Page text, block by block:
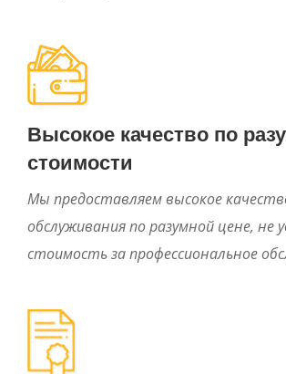
Высокое качество по
стоимости
Мы предоставляем высокое
обслуживания по разумной цене, не
стоимость за профессиональное